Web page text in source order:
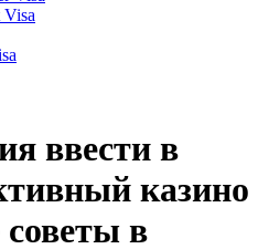
Visa
ввести в
казино
в